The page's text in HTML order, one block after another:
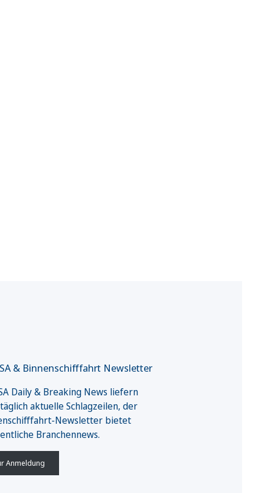
& Binnenschifffahrt Newsletter
Daily & Breaking News liefern
aktuelle Schlagzeilen, der
Newsletter bietet
Branchennews.
Anmeldung